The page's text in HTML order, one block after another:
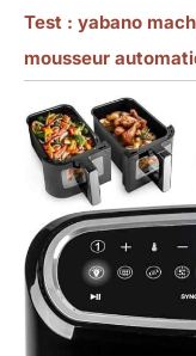
Test : yabano
mousseur